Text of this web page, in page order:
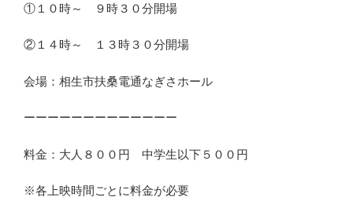
①１０時～ ９時３０分開場
②１４時～ １３時３０分開場
会場：相生市扶桑電通なぎさホール
ーーーーーーーーーーーーー
料金：大人８００円 中学生以下５００円
※各上映時間ごとに料金が必要